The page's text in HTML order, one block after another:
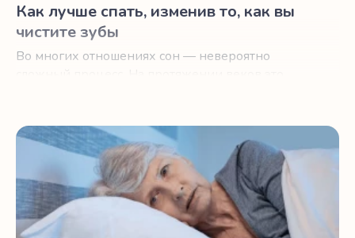
Как лучше спать, изменив то, как вы
чистите зубы
Во многих отношениях сон — невероятно
Ваш возраст вызывает проблемы со сном?